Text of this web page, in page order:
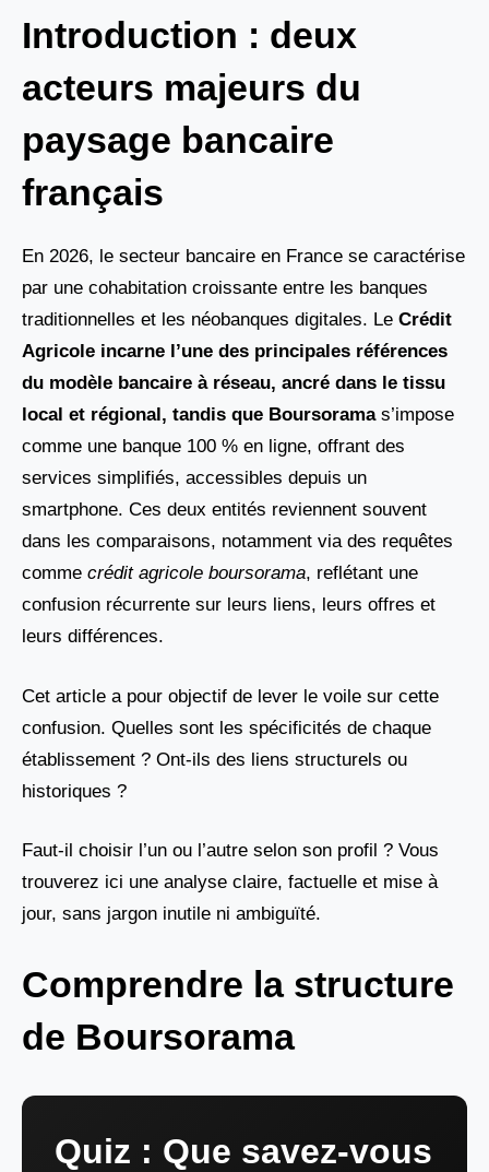
Introduction : deux
acteurs majeurs du
paysage bancaire
français
En 2026, le secteur bancaire en France se caractérise
par une cohabitation croissante entre les banques
traditionnelles et les néobanques digitales. Le Crédit
Agricole incarne l’une des principales références
du modèle bancaire à réseau, ancré dans le tissu
local et régional, tandis que Boursoramas’impose
comme une banque 100 % en ligne, offrant des
services simplifiés, accessibles depuis un
smartphone. Ces deux entités reviennent souvent
dans les comparaisons, notamment via des requêtes
comme crédit agricole boursorama, reflétant une
confusion récurrente sur leurs liens, leurs offres et
leurs différences.
Cet article a pour objectif de lever le voile sur cette
confusion. Quelles sont les spécificités de chaque
établissement ? Ont-ils des liens structurels ou
historiques ?
Faut-il choisir l’un ou l’autre selon son profil ? Vous
trouverez ici une analyse claire, factuelle et mise à
jour, sans jargon inutile ni ambiguïté.
Comprendre la structure
de Boursorama
Quiz : Que savez-vous